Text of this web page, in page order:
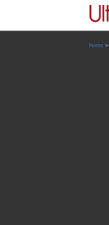
Home >